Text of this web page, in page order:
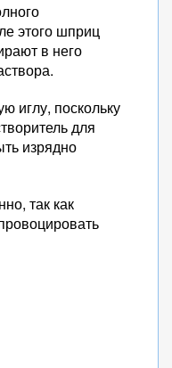
этого шприц
в него
иглу, поскольку
для
изрядно
так как